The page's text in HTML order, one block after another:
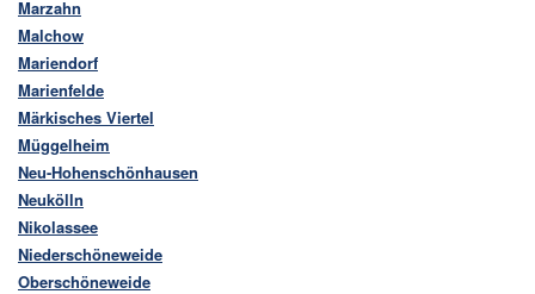
Marzahn
Malchow
Mariendorf
Marienfelde
Märkisches Viertel
Müggelheim
Neu-Hohenschönhausen
Neukölln
Nikolassee
Niederschöneweide
Oberschöneweide